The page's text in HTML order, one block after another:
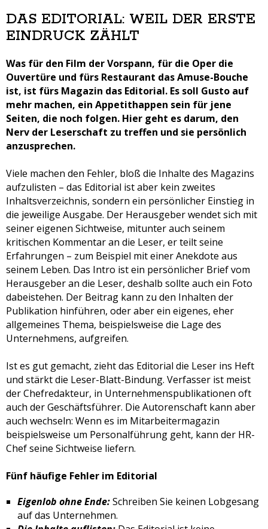
DAS EDITORIAL: WEIL DER ERSTE
EINDRUCK ZÄHLT
Was für den Film der Vorspann, für die Oper die
Ouvertüre und fürs Restaurant das Amuse-Bouche
ist, ist fürs Magazin das Editorial. Es soll Gusto auf
mehr machen, ein Appetithappen sein für jene
Seiten, die noch folgen. Hier geht es darum, den
Nerv der Leserschaft zu treffen und sie persönlich
anzusprechen.
Viele machen den Fehler, bloß die Inhalte des Magazins
aufzulisten – das Editorial ist aber kein zweites
Inhaltsverzeichnis, sondern ein persönlicher Einstieg in
die jeweilige Ausgabe. Der Herausgeber wendet sich mit
seiner eigenen Sichtweise, mitunter auch seinem
kritischen Kommentar an die Leser, er teilt seine
Erfahrungen – zum Beispiel mit einer Anekdote aus
seinem Leben. Das Intro ist ein persönlicher Brief vom
Herausgeber an die Leser, deshalb sollte auch ein Foto
dabeistehen. Der Beitrag kann zu den Inhalten der
Publikation hinführen, oder aber ein eigenes, eher
allgemeines Thema, beispielsweise die Lage des
Unternehmens, aufgreifen.
Ist es gut gemacht, zieht das Editorial die Leser ins Heft
und stärkt die Leser-Blatt-Bindung. Verfasser ist meist
der Chefredakteur, in Unternehmenspublikationen oft
auch der Geschäftsführer. Die Autorenschaft kann aber
auch wechseln: Wenn es im Mitarbeitermagazin
beispielsweise um Personalführung geht, kann der HR-
Chef seine Sichtweise liefern.
Fünf häufige Fehler im Editorial
Eigenlob ohne Ende:Schreiben Sie keinen Lobgesang
auf das Unternehmen.